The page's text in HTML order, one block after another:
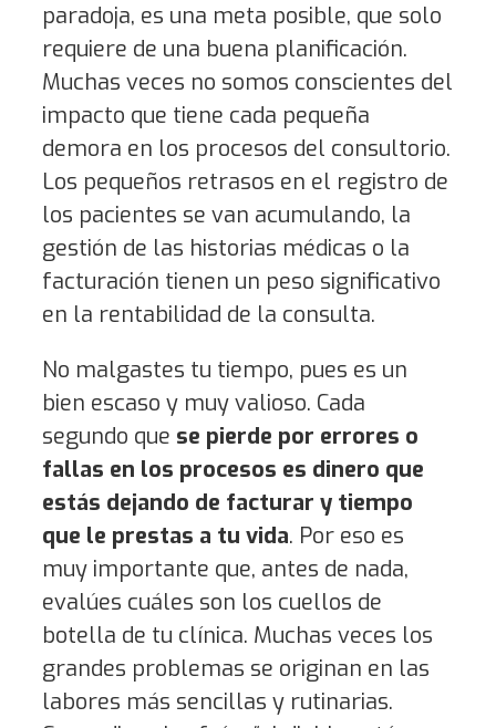
paradoja, es una meta posible, que solo
requiere de una buena planificación.
Muchas veces no somos conscientes del
impacto que tiene cada pequeña
demora en los procesos del consultorio.
Los pequeños retrasos en el registro de
los pacientes se van acumulando, la
gestión de las historias médicas o la
facturación tienen un peso significativo
en la rentabilidad de la consulta.
No malgastes tu tiempo, pues es un
bien escaso y muy valioso. Cada
segundo que se pierde por errores o
fallas en los procesos es dinero que
estás dejando de facturar y tiempo
que le prestas a tu vida. Por eso es
muy importante que, antes de nada,
evalúes cuáles son los cuellos de
botella de tu clínica. Muchas veces los
grandes problemas se originan en las
labores más sencillas y rutinarias.